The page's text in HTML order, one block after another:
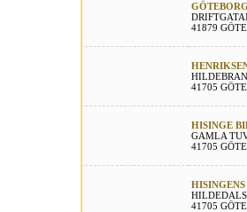
41879
41705
HISINGE
GAMLA
41705
41705